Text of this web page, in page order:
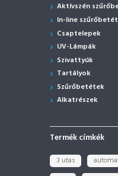
Aktívszén
In-line
Csaptelepek
UV-Lámpák
Szivattyúk
Tartályok
Szűrőbetétek
Alkatrészek
Termék címkék
3 utas